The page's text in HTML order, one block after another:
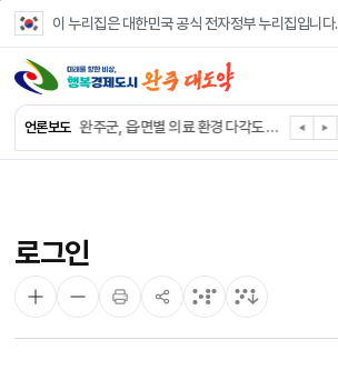
이 누리집은 대한민국 공식 전자정부 누리집입니다.
언론보도
완주군, ‘수의계약 총량제’ 개편 운영
완주군 청소년, 초록우산 지원으로 치과 치료
완주군, 읍·면별 의료 환경 다각도 진단한다
완주군, 모바일 헬스케어 “내 건강 변화 직접 확인”
로그인